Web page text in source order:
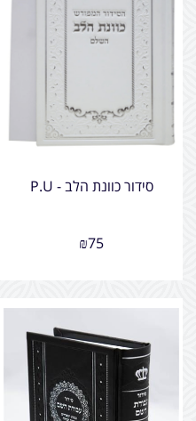
סידור כוונת הלב - P.U
₪75